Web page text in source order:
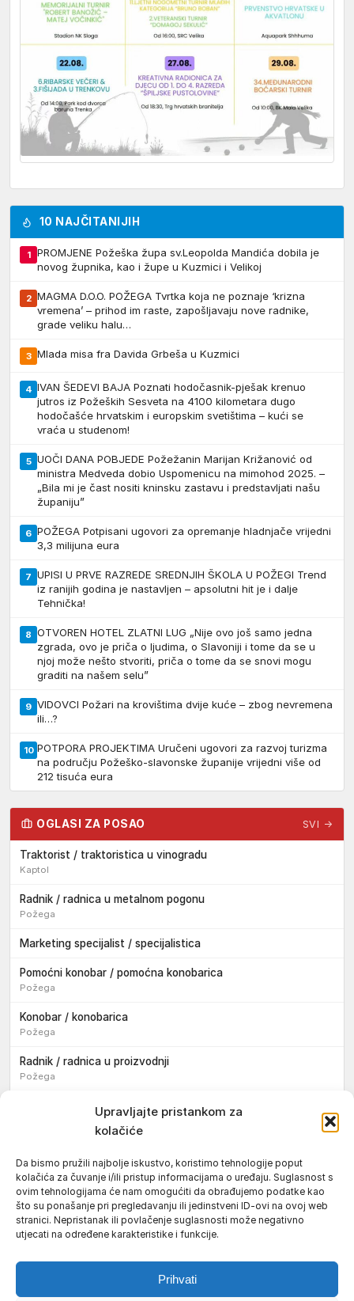
Upravljajte pristankom za
kolačiće
Da bismo pružili najbolje iskustvo, koristimo tehnologije poput
kolačića za čuvanje i/ili pristup informacijama o uređaju. Suglasnost s
ovim tehnologijama će nam omogućiti da obrađujemo podatke kao
što su ponašanje pri pregledavanju ili jedinstveni ID-ovi na ovoj web
stranici. Nepristanak ili povlačenje suglasnosti može negativno
utjecati na određene karakteristike i funkcije.
Prihvati
10 NAJČITANIJIH
1
PROMJENE Požeška župa sv.Leopolda Mandića dobila je
novog župnika, kao i župe u Kuzmici i Velikoj
2 MAGMA D.O.O. POŽEGA Tvrtka koja ne poznaje ‘krizna
vremena’ – prihod im raste, zapošljavaju nove radnike,
grade veliku halu…
3 Mlada misa fra Davida Grbeša u Kuzmici
4 IVAN ŠEDEVI BAJA Poznati hodočasnik-pješak krenuo
jutros iz Požeških Sesveta na 4100 kilometara dugo
hodočašće hrvatskim i europskim svetištima – kući se
vraća u studenom!
5 UOČI DANA POBJEDE Požežanin Marijan Križanović od
ministra Medveda dobio Uspomenicu na mimohod 2025. –
„Bila mi je čast nositi kninsku zastavu i predstavljati našu
županiju”
6 POŽEGA Potpisani ugovori za opremanje hladnjače vrijedni
3,3 milijuna eura
7 UPISI U PRVE RAZREDE SREDNJIH ŠKOLA U POŽEGI Trend
iz ranijih godina je nastavljen – apsolutni hit je i dalje
Tehnička!
8 OTVOREN HOTEL ZLATNI LUG „Nije ovo još samo jedna
zgrada, ovo je priča o ljudima, o Slavoniji i tome da se u
njoj može nešto stvoriti, priča o tome da se snovi mogu
graditi na našem selu”
9 VIDOVCI Požari na krovištima dvije kuće – zbog nevremena
ili…?
10 POTPORA PROJEKTIMA Uručeni ugovori za razvoj turizma
na području Požeško-slavonske županije vrijedni više od
212 tisuća eura
OGLASI ZA POSAO SVI →
Traktorist / traktoristica u vinogradu
Kaptol
Radnik / radnica u metalnom pogonu
Požega
Marketing specijalist / specijalistica
Pomoćni konobar / pomoćna konobarica
Požega
Konobar / konobarica
Požega
Radnik / radnica u proizvodnji
Požega
Sezonski pomoćni radnik / sezonska pomoćna radnica
Pomoćni pekar / pomoćna pekarica
Pekar / pekarica
Požega
Konobar / konobarica
Požega